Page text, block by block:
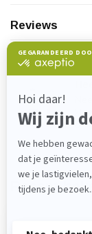
Reviews
of
Recent